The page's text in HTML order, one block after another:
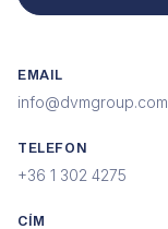
EMAIL
info@dvmgroup.com
TELEFON
+36 1 302 4275
CÍM